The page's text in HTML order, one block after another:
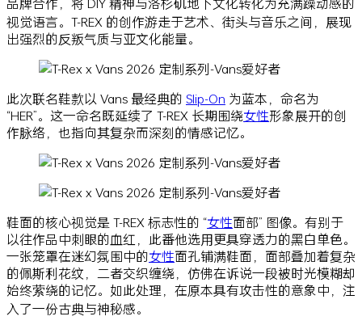
视觉语言。T-REX 的创作游走于艺术、街头与音乐之间，展现
出强烈的反叛气质与亚文化能量。
此次联名鞋款以 Vans 最经典的 Slip-On 为蓝本，命名为
“HER”。这一命名既延续了 T-REX 长期围绕女性形象展开的创
作脉络，也指向其复杂而深刻的情感记忆。
鞋面的核心视觉是 T-REX 标志性的 “女性面部” 图像。有别于
以往作品中刺眼的血红，此番他选用更具穿透力的黑白单色。
一张笼罩在迷幻氛围中的女性面孔铺满鞋面，面部叠加着复杂
的佩斯利花纹，二者交织缠绕，仿佛在诉说一段被时光模糊却
始终萦绕的记忆。如此处理，在原本具有攻击性的意象中，注
入了一份古典与神秘感。